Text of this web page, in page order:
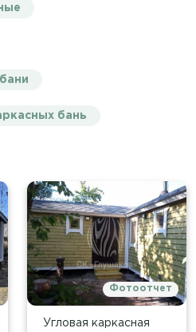
бань
Фотоотчет
Угловая каркасная